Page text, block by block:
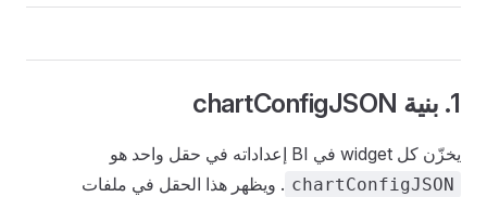
1. بنية chartConfigJSON
يخزّن كل widget في BI إعداداته في حقل واحد هو
chartConfigJSON . ويظهر هذا الحقل في ملفات